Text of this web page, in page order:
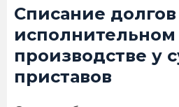
Списание долгов
исполнительном
производстве у
приставов